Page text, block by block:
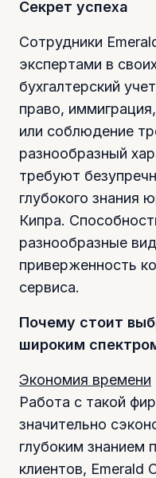
Секрет успеха
Сотрудники
экспертами в
бухгалтерский
право,
или соблюдение
разнообразный
требуют
глубокого знания
Кипра.
разнообразные
приверженность
сервиса.
Почему стоит
широким
Экономия времени
Работа с такой
значительно
глубоким знанием
клиентов, Emerald